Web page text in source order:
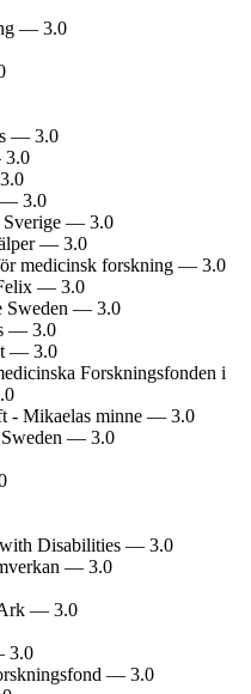
— 3.0
— 3.0
3.0
— 3.0
Sverige — 3.0
— 3.0
medicinsk forskning — 3.0
— 3.0
Sweden — 3.0
— 3.0
— 3.0
Forsknings­fonden i
- Mikaelas minne — 3.0
Sweden — 3.0
Disabilities — 3.0
— 3.0
— 3.0
3.0
— 3.0